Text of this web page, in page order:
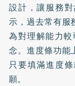
設計，讓服務
示，過去常有服
為對理解能力
念。進度條功能
只要填滿進度
願。